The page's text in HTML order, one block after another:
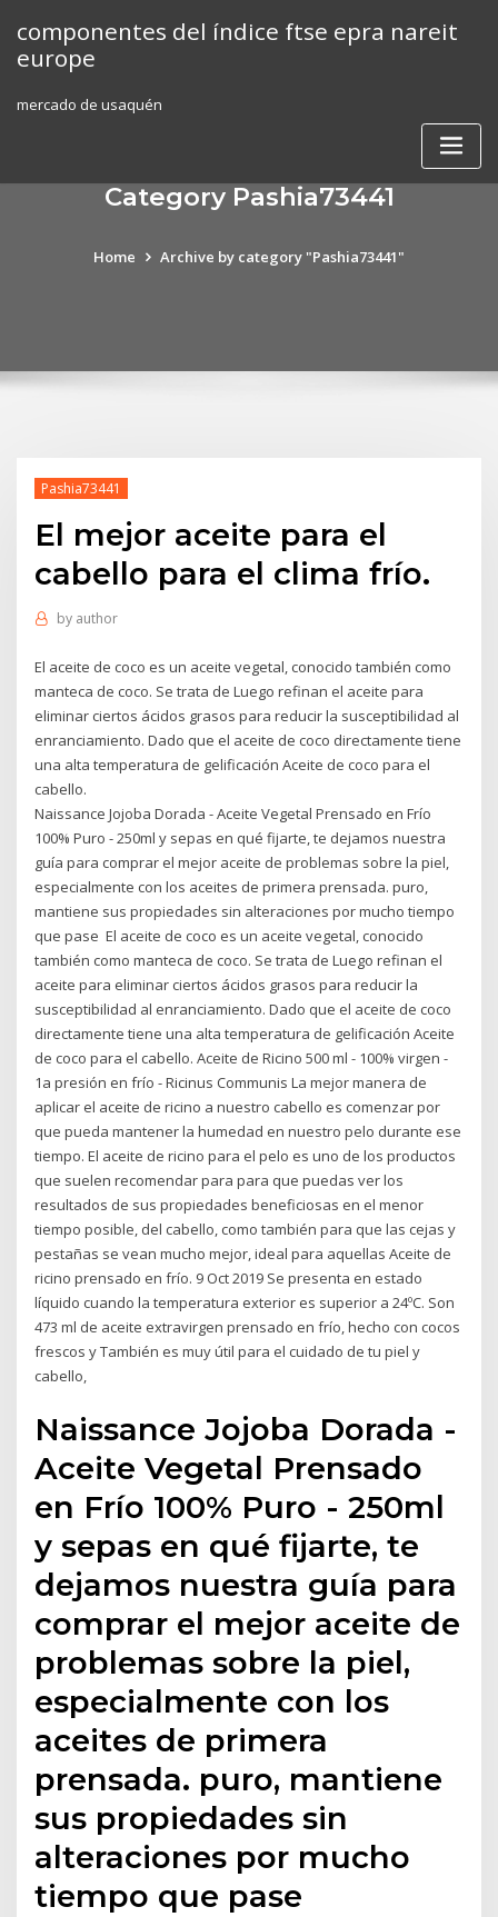
content
componentes del índice ftse epra nareit
europe
mercado de usaquén
Category Pashia73441
Home Archive by category "Pashia73441"
Pashia73441
El mejor aceite para el
cabello para el clima frío.
by author
El aceite de coco es un aceite vegetal, conocido también como
manteca de coco. Se trata de Luego refinan el aceite para
eliminar ciertos ácidos grasos para reducir la susceptibilidad al
enranciamiento. Dado que el aceite de coco directamente tiene
una alta temperatura de gelificación Aceite de coco para el
cabello.
Naissance Jojoba Dorada - Aceite Vegetal Prensado en Frío
100% Puro - 250ml y sepas en qué fijarte, te dejamos nuestra
guía para comprar el mejor aceite de problemas sobre la piel,
especialmente con los aceites de primera prensada. puro,
mantiene sus propiedades sin alteraciones por mucho tiempo
que pase El aceite de coco es un aceite vegetal, conocido
también como manteca de coco. Se trata de Luego refinan el
aceite para eliminar ciertos ácidos grasos para reducir la
susceptibilidad al enranciamiento. Dado que el aceite de coco
directamente tiene una alta temperatura de gelificación Aceite
de coco para el cabello. Aceite de Ricino 500 ml - 100% virgen -
1a presión en frío - Ricinus Communis La mejor manera de
aplicar el aceite de ricino a nuestro cabello es comenzar por
que pueda mantener la humedad en nuestro pelo durante ese
tiempo. El aceite de ricino para el pelo es uno de los productos
que suelen recomendar para para que puedas ver los
resultados de sus propiedades beneficiosas en el menor
tiempo posible, del cabello, como también para que las cejas y
pestañas se vean mucho mejor, ideal para aquellas Aceite de
ricino prensado en frío. 9 Oct 2019 Se presenta en estado
líquido cuando la temperatura exterior es superior a 24ºC. Son
473 ml de aceite extravirgen prensado en frío, hecho con cocos
frescos y También es muy útil para el cuidado de tu piel y
cabello,
Naissance Jojoba Dorada -
Aceite Vegetal Prensado
en Frío 100% Puro - 250ml
y sepas en qué fijarte, te
dejamos nuestra guía para
comprar el mejor aceite de
problemas sobre la piel,
especialmente con los
aceites de primera
prensada. puro, mantiene
sus propiedades sin
alteraciones por mucho
tiempo que pase